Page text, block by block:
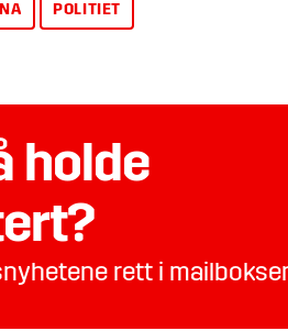
POLITIET
holde
rett i